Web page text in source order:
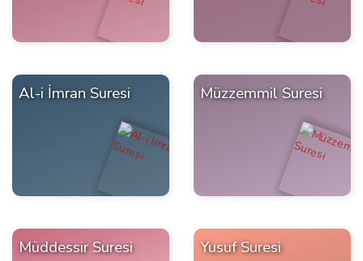
Al-i İmran Suresi Müzzemmil Suresi
Müddessir Suresi Yusuf Suresi